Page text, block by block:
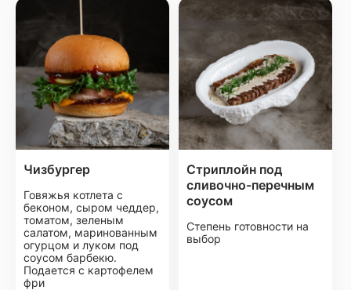
Чизбургер
Говяжья котлета с
беконом, сыром чеддер,
томатом, зеленым
салатом, маринованным
огурцом и луком под
соусом барбекю.
Подается с картофелем
фри
Стриплойн под
сливочно-перечным
соусом
Степень готовности на
выбор